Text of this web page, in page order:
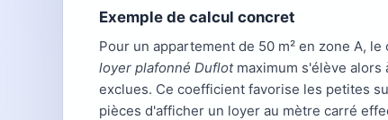
Exemple de calcul concret
Pour un appartement de 50 m² en zone A,
loyer plafonné Duflotmaximum s'élève alors
exclues. Ce coefficient favorise les petites
pièces d'afficher un loyer au mètre carré